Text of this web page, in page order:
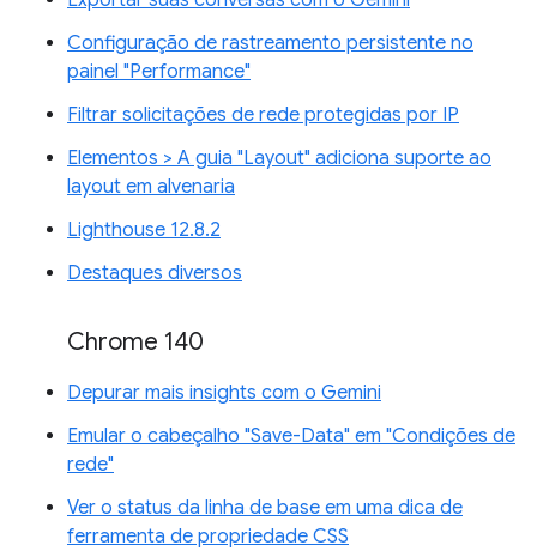
Configuração de rastreamento persistente no
painel "Performance"
Filtrar solicitações de rede protegidas por IP
Elementos > A guia "Layout" adiciona suporte ao
layout em alvenaria
Lighthouse 12.8.2
Destaques diversos
Chrome 140
Depurar mais insights com o Gemini
Emular o cabeçalho "Save-Data" em "Condições de
rede"
Ver o status da linha de base em uma dica de
ferramenta de propriedade CSS